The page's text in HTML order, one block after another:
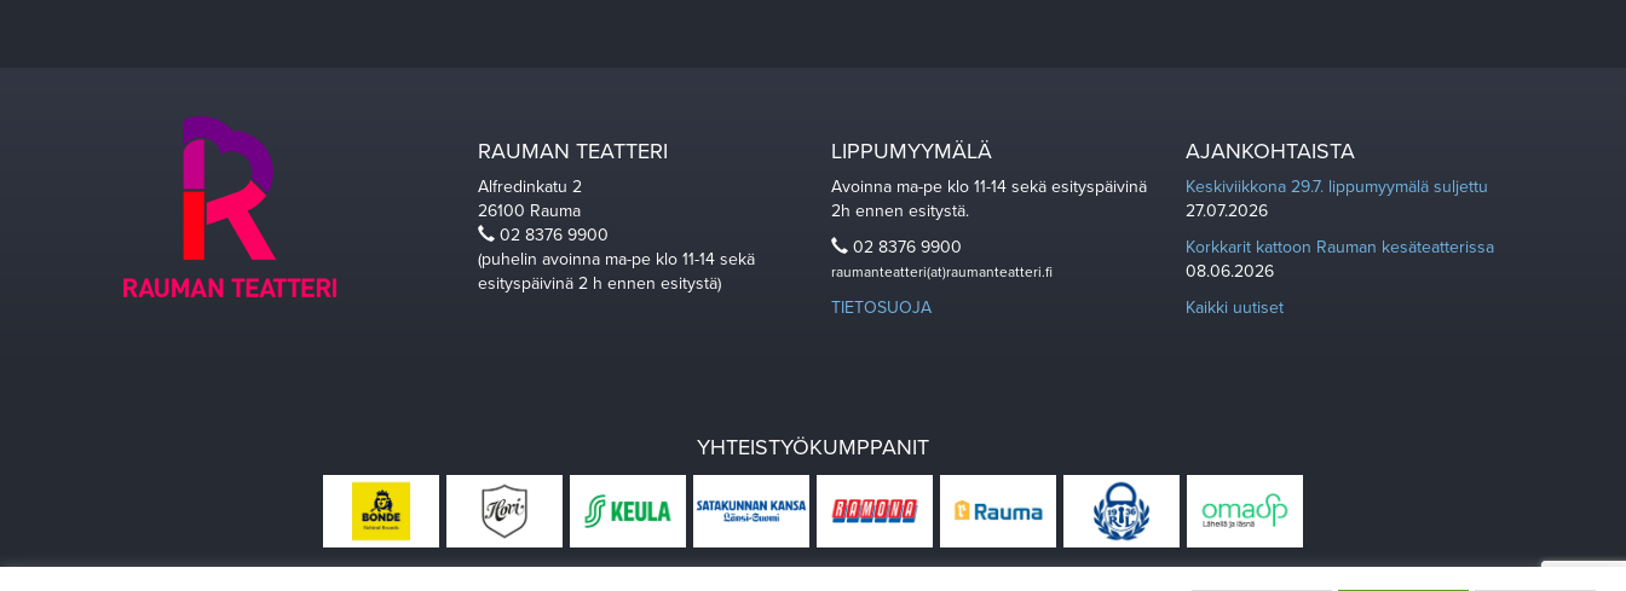
RAUMAN TEATTERI
Alfredinkatu 2
26100 Rauma
02 8376 9900
(puhelin avoinna ma-pe klo 11-14 sekä
esityspäivinä 2 h ennen esitystä)
LIPPUMYYMÄLÄ
Avoinna ma-pe klo 11-14 sekä esityspäivinä
2h ennen esitystä.
02 8376 9900
raumanteatteri(at)raumanteatteri.fi
TIETOSUOJA
AJANKOHTAISTA
Keskiviikkona 29.7. lippumyymälä suljettu
27.07.2026
Korkkarit kattoon Rauman kesäteatterissa
08.06.2026
Kaikki uutiset
YHTEISTYÖKUMPPANIT